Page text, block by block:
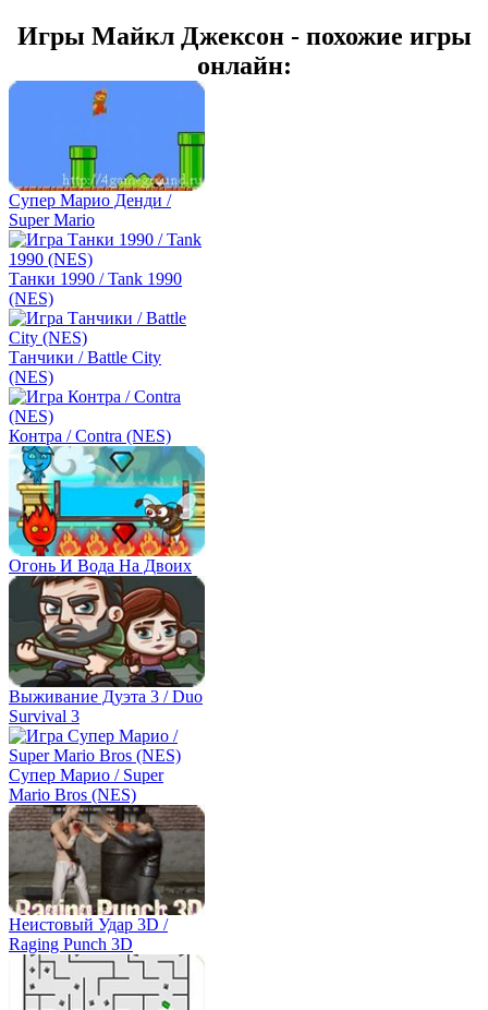
Игры Майкл Джексон - похожие игры
онлайн:
Супер Марио Денди /
Super Mario
Танки 1990 / Tank 1990
(NES)
Танчики / Battle City
(NES)
Контра / Contra (NES)
Огонь И Вода На Двоих
Выживание Дуэта 3 / Duo
Survival 3
Супер Марио / Super
Mario Bros (NES)
Неистовый Удар 3D /
Raging Punch 3D